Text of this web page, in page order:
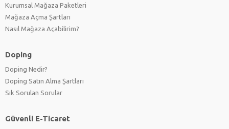
Kurumsal Mağaza Paketleri
Mağaza Açma Şartları
Nasıl Mağaza Açabilirim?
Doping
Doping Nedir?
Doping Satın Alma Şartları
Sık Sorulan Sorular
Güvenli E-Ticaret